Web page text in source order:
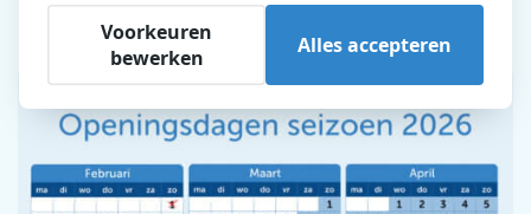
Voorkeuren
bewerken
Alles accepteren